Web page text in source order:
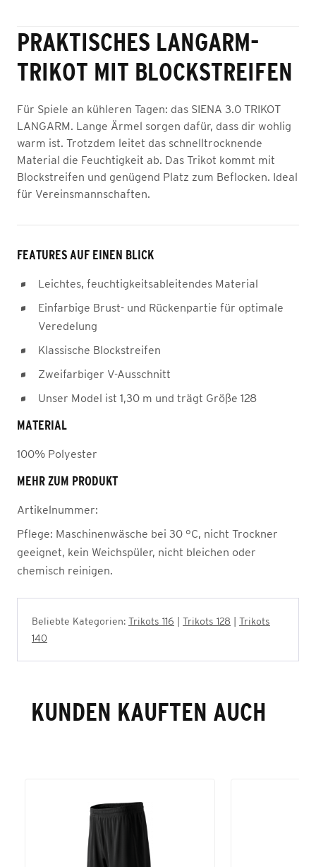
PRAKTISCHES LANGARM-
TRIKOT MIT BLOCKSTREIFEN
Für Spiele an kühleren Tagen: das SIENA 3.0 TRIKOT
LANGARM. Lange Ärmel sorgen dafür, dass dir wohlig
warm ist. Trotzdem leitet das schnelltrocknende
Material die Feuchtigkeit ab. Das Trikot kommt mit
Blockstreifen und genügend Platz zum Beflocken. Ideal
für Vereinsmannschaften.
FEATURES AUF EINEN BLICK
Leichtes, feuchtigkeitsableitendes Material
Einfarbige Brust- und Rückenpartie für optimale
Veredelung
Klassische Blockstreifen
Zweifarbiger V-Ausschnitt
Unser Model ist 1,30 m und trägt Größe 128
MATERIAL
100% Polyester
MEHR ZUM PRODUKT
Artikelnummer:
Pflege: Maschinenwäsche bei 30 °C, nicht Trockner
geeignet, kein Weichspüler, nicht bleichen oder
chemisch reinigen.
Beliebte Kategorien: Trikots 116 Trikots 128
Trikots
140
KUNDEN KAUFTEN AUCH